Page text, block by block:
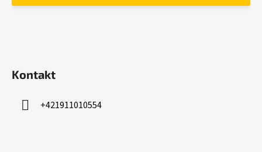
Kontakt
+421911010554